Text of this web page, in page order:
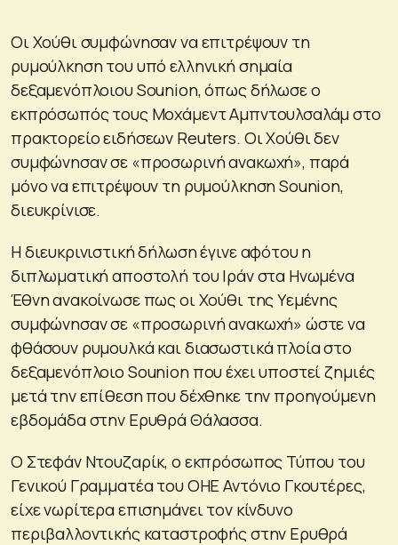
Οι Χούθι συμφώνησαν να επιτρέψουν τη
ρυμούλκηση του υπό ελληνική σημαία
δεξαμενόπλοιου Sounion, όπως δήλωσε ο
εκπρόσωπός τους Μοχάμεντ Αμπντουλσαλάμ στο
πρακτορείο ειδήσεων Reuters. Οι Χούθι δεν
συμφώνησαν σε «προσωρινή ανακωχή», παρά
μόνο να επιτρέψουν τη ρυμούλκηση Sounion,
διευκρίνισε.
Η διευκρινιστική δήλωση έγινε αφότου η
διπλωματική αποστολή του Ιράν στα Ηνωμένα
Έθνη ανακοίνωσε πως οι Χούθι της Υεμένης
συμφώνησαν σε «προσωρινή ανακωχή» ώστε να
φθάσουν ρυμουλκά και διασωστικά πλοία στο
δεξαμενόπλοιο Sounion που έχει υποστεί ζημιές
μετά την επίθεση που δέχθηκε την προηγούμενη
εβδομάδα στην Ερυθρά Θάλασσα.
Ο Στεφάν Ντουζαρίκ, ο εκπρόσωπος Τύπου του
Γενικού Γραμματέα του ΟΗΕ Αντόνιο Γκουτέρες,
είχε νωρίτερα επισημάνει τον κίνδυνο
περιβαλλοντικής καταστροφής στην Ερυθρά